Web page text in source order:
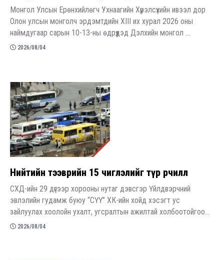
Монгол Улсын Ерөнхийлөгч Ухнаагийн Хүрэлсүхийн ивээл дор
Олон улсын монголч эрдэмтдийн XIII их хурал 2026 оны
наймдугаар сарын 10-13-ны өдрүүдэд Дэлхийн монгол ...
2026/08/04
Нийтийн тээврийн 15 чиглэлийг түр өөрчиллөө
СХД-ийн 29 дүгээр хорооны нутаг дэвсгэр Үйлдвэрчний
эвлэлийн гудамж буюу “СҮҮ” ХК-ийн хойд хэсэгт ус
зайлуулах хоолойн ухалт, угсралтын ажилтай холбоотойгоо...
2026/08/04